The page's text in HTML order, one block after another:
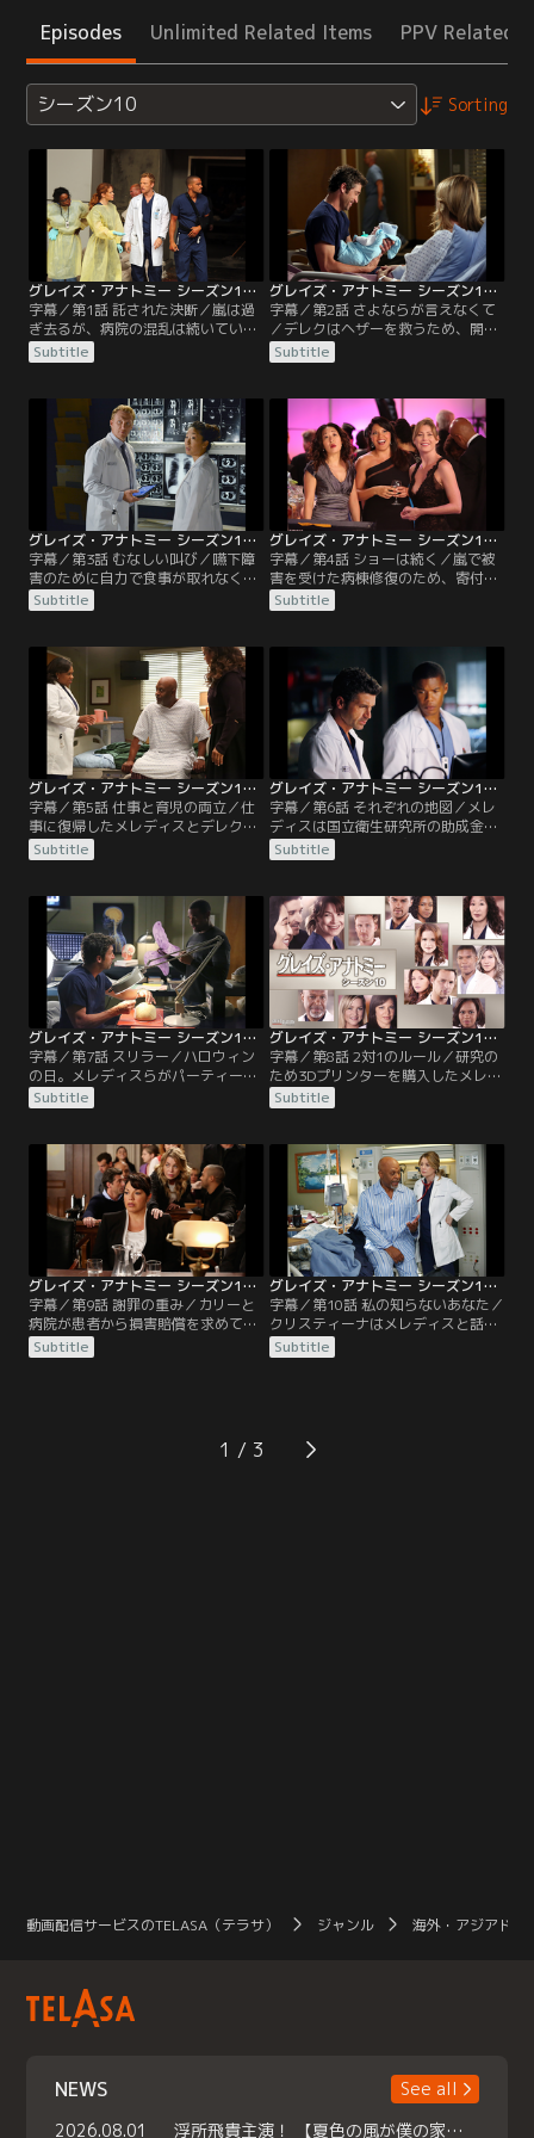
Episodes Unlimited Related Items PPV Related
シーズン10 Sorting
グレイズ・アナトミー シーズン10 第01話／字幕
字幕／第1話 託された決断／嵐は過
ぎ去るが、病院の混乱は続いてい
た。人手や備品が不足し、オーウェ
ンと理事たちはERの休診を決める。
避難誘導していた警官や消防士、負
傷者が搬送されてくる。医師たちが
それぞれオペを担当する中、シェー
ンはベイリーにリチャードを探すよ
う頼まれる。シェーンは嘘をついて
ヘザーに探しに行かせるが…。
Subtitle
グレイズ・アナトミー シーズン10 第02話／字幕
字幕／第2話 さよならが言えなくて
／デレクはヘザーを救うため、開頭
手術を行うが…。ベイリーはオーウ
ェンとともにリチャードを開腹し、
い。病院にやってきたキャサリンが
オペは無謀だと見学室から怒鳴りつ
け、ベイリーはやむなくオペを中止
する。ジャクソンが気になるエイプ
リルは、マシューに婚約解消を切り
出されてしまう。
Subtitle
グレイズ・アナトミー シーズン10 第03話／字幕
字幕／第3話 むなしい叫び／嚥下障
害のために自力で食事が取れなくな
ったリチャードは、回復への気力を
失い、NGチューブの挿入を拒んで
ィスに対し、リチャードは「君を代
理人にしたのは間違いだった」と告
げる。一方、病院の外科外来は嵐の
せいで多大な被害を受けていた。オ
ーウェンは修繕費の工面のため理事
会の開催を要請するが…。
Subtitle
グレイズ・アナトミー シーズン10 第04話／字幕
字幕／第4話 ショーは続く／嵐で被
害を受けた病棟修復のため、寄付金
集めのパーティーが開かれる。「一
番金を集めた診療科に総額の1割を
ウェンはクリスティーナに「新しい
出会いのための練習だと思って頑張
れ」と言われ困惑するが、そこへシ
アトル長老派病院の産婦人科医エ
マ・マーリングが現われる。
Subtitle
グレイズ・アナトミー シーズン10 第05話／字幕
字幕／第5話 仕事と育児の両立／仕
事に復帰したメレディスとデレク
は、居候中のカリーと3人で共同育
児態勢をとって奮闘中。メレディス
スティーナが心肝移植を行なうと知
り、ベイリーを押しのけてオペに入
ろうとする。ジョーはアレックスの
父親ジミー・エヴァンスをドラッグ
中毒から立ち直らせ、親子で対面で
きるよう画策するが…。
Subtitle
グレイズ・アナトミー シーズン10 第06話／字幕
字幕／第6話 それぞれの地図／メレ
ディスは国立衛生研究所の助成金を
申請しようとして研究テーマで迷っ
ていた。いつもならクリスティーナ
外されたこととそのときの発言で傷
つき、2人の間には溝ができてい
た。一方、デレクはカリーとともに
ブレイン・コンピュータ・インター
フェース（BCI）の研究を進めてい
Subtitle
グレイズ・アナトミー シーズン10 第07話／字幕
字幕／第7話 スリラー／ハロウィン
の日。メレディスらがパーティーを
企画する中、病院には、男性の顔に
噛みつき胸を撃たれたドラッグ依存
たれているにも関わらず意識があ
り、暴れてリアに噛みつく。その後
の検査ですべての臓器が左右逆にあ
ることが判明する。
Subtitle
グレイズ・アナトミー シーズン10 第08話／字幕
字幕／第8話 2対1のルール／研究の
ため3Dプリンターを購入したメレデ
ィスは、試作でフォークを作り披露
するが、他の医師たちに失笑され
を担当。肝臓に深く入り込んだ腫瘍
をすべて取りきろうとするが、アレ
ックスとステファニーに反対されて
執刀医から外されてしまう。一方、
クリスティーナが人工血管を移植し
た赤ん坊が拒絶反応を起こす
Subtitle
グレイズ・アナトミー シーズン10 第09話／字幕
字幕／第9話 謝罪の重み／カリーと
病院が患者から損害賠償を求めて訴
えられた。患者はオリンピック金メ
ダリストのスノーボード選手、トラ
まだ臨床試験段階にある人工股関節
を使っての手術を希望。しかし、手
Subtitle
グレイズ・アナトミー シーズン10 第10話／字幕
字幕／第10話 私の知らないあなた／
クリスティーナはメレディスと話し
合い、3Dプリンターを使用する時間
を決め、人工血管の作製に取りかか
メレディスは憤慨するが……。一
方、強迫性障害の症状が続くベイリ
Subtitle
1
動画配信サービスのTELASA（テラサ） ジャンル 海外・アジアドラ
NEWS
See all
2026.08.01
浮所飛貴主演！ 【夏色の風が僕の家にやってきた】 本日よりテラサで独占配信スタート！